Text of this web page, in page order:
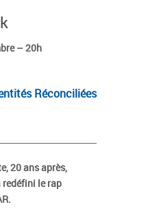
– 20h
Réconciliées
20 ans après,
redéfini le rap